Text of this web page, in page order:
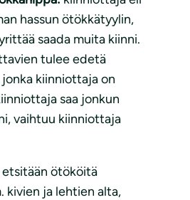
hassun ötökkätyylin,
saada muita kiinni.
tulee edetä
jonka kiinniottaja on
saa jonkun
vaihtuu kiinniottaja
ötököitä
kivien ja lehtien alta,